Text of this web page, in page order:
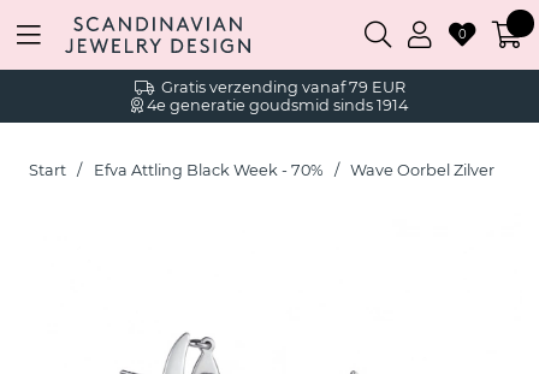
Gratis verzending vanaf 79 EUR
4e generatie goudsmid sinds 1914
0
Start Efva Attling Black Week - 70% Wave Oorbel Zilver